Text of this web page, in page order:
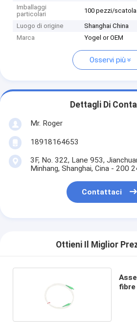
Imballaggi
particolari
100 pezzi/
Luogo di origine
Shanghai China
Marca
Yogel or OEM
Osservi più
Dettagli Di
Mr. Roger
18918164653
3F, No. 322, Lane 953,
Minhang, Shanghai, Cina - 200
Contattaci
Ottieni Il Miglior